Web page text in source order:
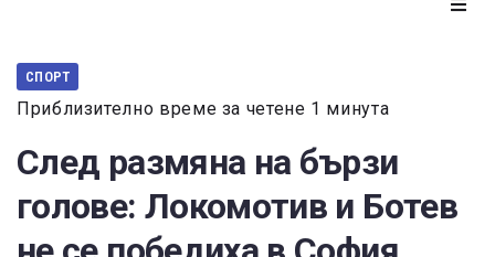
СПОРТ
Приблизително време за четене 1 минута
След размяна на бързи
голове: Локомотив и Ботев